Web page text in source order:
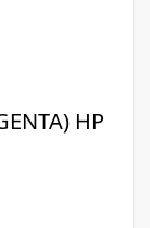
HP